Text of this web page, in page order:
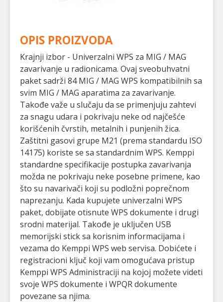
OPIS PROIZVODA
Krajnji izbor - Univerzalni WPS za MIG / MAG
zavarivanje u radionicama. Ovaj sveobuhvatni
paket sadrži 84 MIG / MAG WPS kompatibilnih sa
svim MIG / MAG aparatima za zavarivanje.
Takođe važe u slučaju da se primenjuju zahtevi
za snagu udara i pokrivaju neke od najčešće
korišćenih čvrstih, metalnih i punjenih žica.
Zaštitni gasovi grupe M21 (prema standardu ISO
14175) koriste se sa standardnim WPS. Kemppi
standardne specifikacije postupka zavarivanja
možda ne pokrivaju neke posebne primene, kao
što su navarivači koji su podložni poprečnom
naprezanju. Kada kupujete univerzalni WPS
paket, dobijate otisnute WPS dokumente i drugi
srodni materijal. Takođe je uključen USB
memorijski stick sa korisnim informacijama i
vezama do Kemppi WPS web servisa. Dobićete i
registracioni ključ koji vam omogućava pristup
Kemppi WPS Administraciji na kojoj možete videti
svoje WPS dokumente i WPQR dokumente
povezane sa njima.